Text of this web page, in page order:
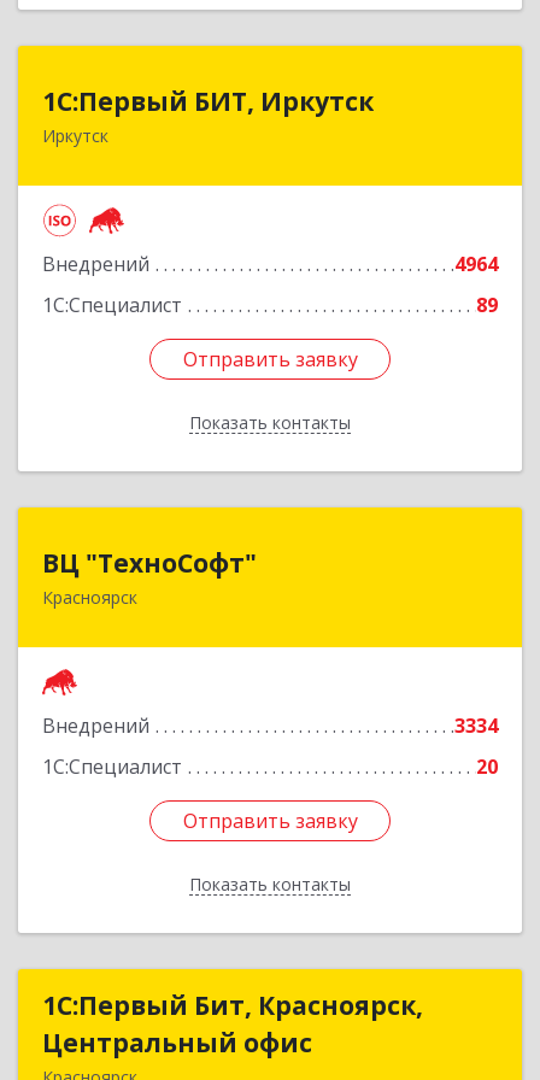
1С:Первый БИТ, Иркутск
Иркутск
Внедрений
4964
1С:Специалист
89
Отправить заявку
Показать контакты
1С:Первый БИТ, Иркутск
664007, Иркутская обл, Иркутск г, Декабрьских
Отправить заявку
Назад
ВЦ "ТехноСофт"
Красноярск
Внедрений
3334
1С:Специалист
20
Отправить заявку
Показать контакты
660118, Красноярский край, Красноярск г,
Отправить заявку
Назад
1С:Первый Бит, Красноярск,
Центральный офис
1С:Первый Бит, Красноярск,
Центральный офис